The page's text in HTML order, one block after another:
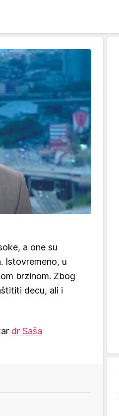
a one su
Istovremeno, u
brzinom. Zbog
decu, ali i
dr Saša